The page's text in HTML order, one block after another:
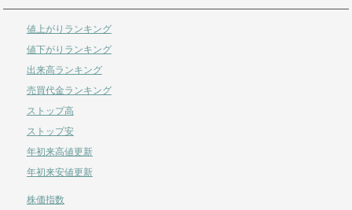
値上がりランキング
値下がりランキング
出来高ランキング
売買代金ランキング
ストップ高
ストップ安
年初来高値更新
年初来安値更新
株価指数